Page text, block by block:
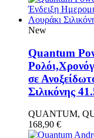
New
Quantum
σε
Σιλικόνης
QUANTUM,
168,90 €